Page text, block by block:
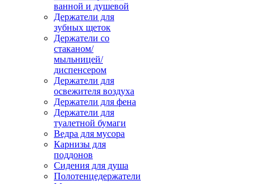
ванной и душевой
Держатели для
зубных щеток
Держатели со
стаканом/
мыльницей/
диспенсером
Держатели для
освежителя воздуха
Держатели для фена
Держатели для
туалетной бумаги
Ведра для мусора
Карнизы для
поддонов
Сидения для душа
Полотенцедержатели